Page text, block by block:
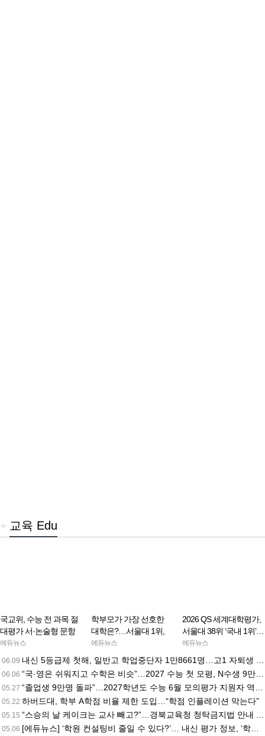
+ 교육 Edu
국교위, 수능 전 과목 절
대평가 서·논술형 문항
도입 검토…현 초6 2033
학년도 대입 개편 논의
에듀뉴스
학부모가 가장 선호한
대학은?…서울대 1위,
고려대·연세대·성균관대
뒤이어
에듀뉴스
2026 QS 세계대학평가,
서울대 38위 ‘국내 1위’…
연세대 50위·고려대 61
위 동반 상승
에듀뉴스
06.09 내신 5등급제 첫해, 일반고 학업중단자 1만8661명…고1 자퇴생 첫 1만명 돌파
06.06 “국·영은 쉬워지고 수학은 비슷”…2027 수능 첫 모평, N수생 9만7000명 ‘역대급’
05.27 “졸업생 9만명 돌파”…2027학년도 수능 6월 모의평가 지원자 역대급 N수생 증가
05.22 하버드대, 학부 A학점 비율 제한 도입…“학점 인플레이션 막는다”
05.15 “스승의 날 케이크는 교사 빼고?”…경북교육청 청탁금지법 안내 논란 확산
05.06 [에듀뉴스] ‘학원 컨설팅비 줄일 수 있다?’… 내신 평가 정보, ‘학교알리미’에 공개